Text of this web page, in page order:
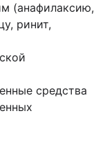
(анафилаксию,
ринит,
средства